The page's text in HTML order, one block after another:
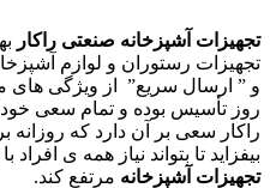
تجهیزات آشپزخانه صنعتی راکار
تجهیزات رستوران و لوازم
و ” ارسال سریع” از ویژگی های
روز تأسیس بوده و تمام سعی خود
راکار سعی بر آن دارد که روزانه
بیفزاید تا بتواند نیاز همه ی افراد
تجهیزات آشپزخانه مرتفع کند.